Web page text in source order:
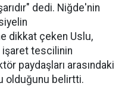
dedi. Niğde'nin
dikkat çeken Uslu,
işaret tescilinin
paydaşları arasındaki
olduğunu belirtti.